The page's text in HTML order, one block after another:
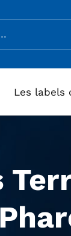
Les labels